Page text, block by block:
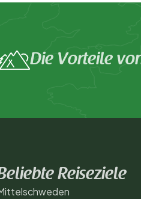
Die Vorteile
Reiseziele